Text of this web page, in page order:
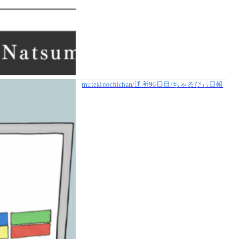
mutekinochichan/通所96日目/ちゃるびぃ日報